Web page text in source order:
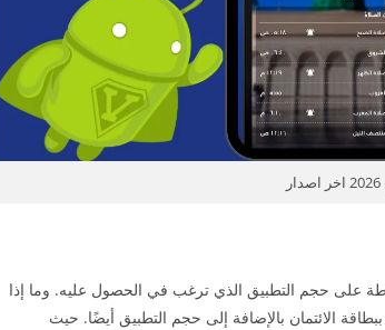
على حجم التطبيق الذي ترغب في الحصول عليه. وما إذا
الائتمان بالإضافة إلى حجم التطبيق أيضًا. حيث